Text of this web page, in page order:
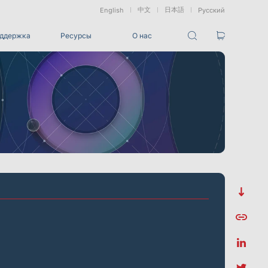
English 中文 日本語 Русский
Морские &
Подводные
Приложения
Медицинские
Роботы
визуальных эффектов (VFX), 3D-анимации и захвата
маркеров
Пакеты
Пакет отслеживания VRT
Ресурсы О нас